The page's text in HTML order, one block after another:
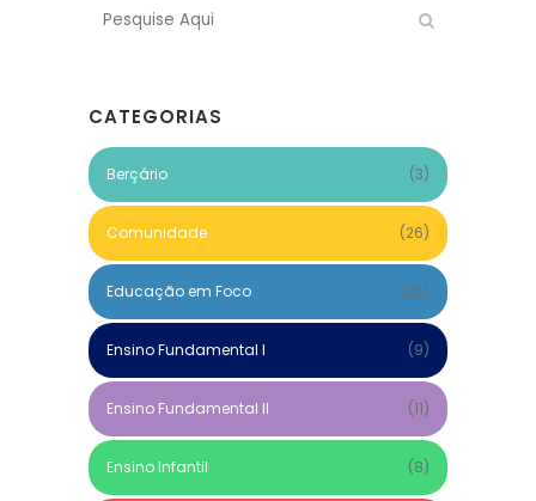
CATEGORIAS
Berçário (3)
Comunidade (26)
Educação em Foco (26)
Ensino Fundamental I (9)
Ensino Fundamental II (11)
Ensino Infantil (8)